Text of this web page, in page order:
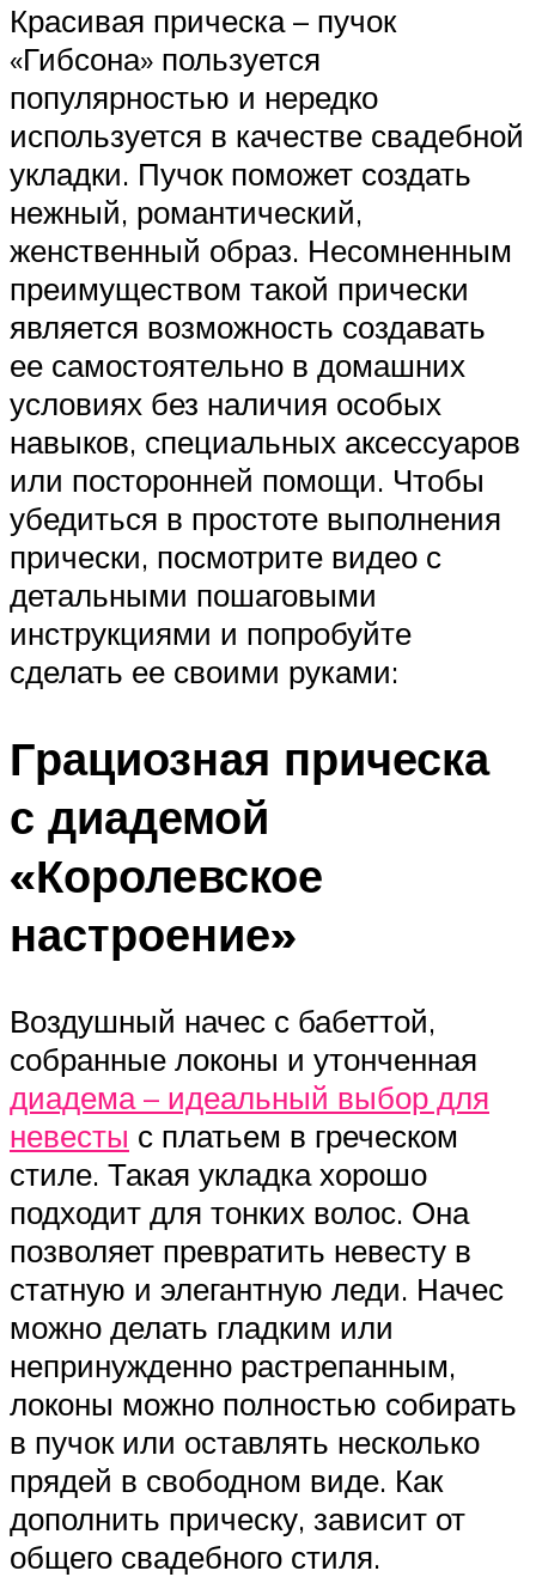
Красивая прическа – пучок
«Гибсона» пользуется
популярностью и нередко
используется в качестве свадебной
укладки. Пучок поможет создать
нежный, романтический,
женственный образ. Несомненным
преимуществом такой прически
является возможность создавать
ее самостоятельно в домашних
условиях без наличия особых
навыков, специальных аксессуаров
или посторонней помощи. Чтобы
убедиться в простоте выполнения
прически, посмотрите видео с
детальными пошаговыми
инструкциями и попробуйте
сделать ее своими руками:
Грациозная прическа
с диадемой
«Королевское
настроение»
Воздушный начес с бабеттой,
собранные локоны и утонченная
диадема – идеальный выбор для
невесты с платьем в греческом
стиле. Такая укладка хорошо
подходит для тонких волос. Она
позволяет превратить невесту в
статную и элегантную леди. Начес
можно делать гладким или
непринужденно растрепанным,
локоны можно полностью собирать
в пучок или оставлять несколько
прядей в свободном виде. Как
дополнить прическу, зависит от
общего свадебного стиля.